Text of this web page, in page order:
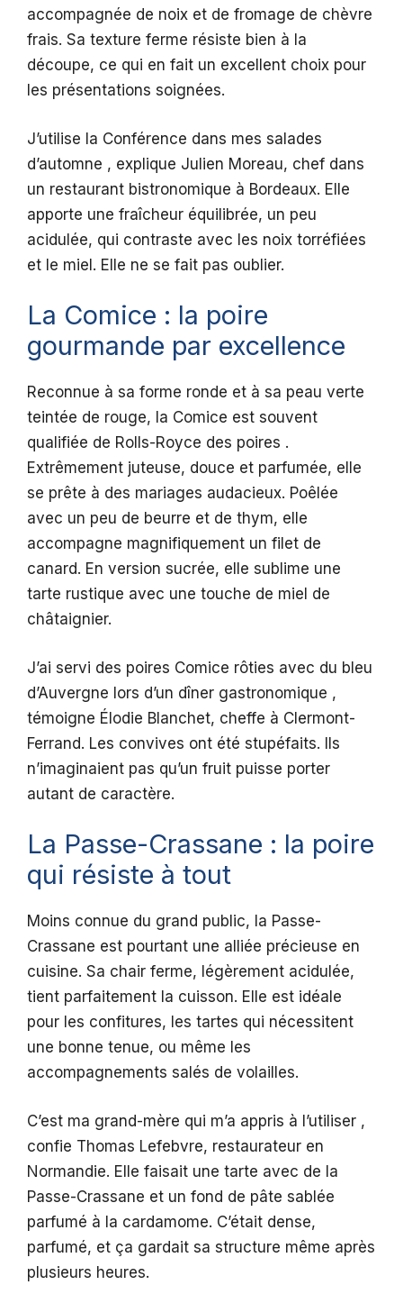
accompagnée de noix et de fromage de chèvre
frais. Sa texture ferme résiste bien à la
découpe, ce qui en fait un excellent choix pour
les présentations soignées.
J’utilise la Conférence dans mes salades
d’automne , explique Julien Moreau, chef dans
un restaurant bistronomique à Bordeaux. Elle
apporte une fraîcheur équilibrée, un peu
acidulée, qui contraste avec les noix torréfiées
et le miel. Elle ne se fait pas oublier.
La Comice : la poire
gourmande par excellence
Reconnue à sa forme ronde et à sa peau verte
teintée de rouge, la Comice est souvent
qualifiée de Rolls-Royce des poires .
Extrêmement juteuse, douce et parfumée, elle
se prête à des mariages audacieux. Poêlée
avec un peu de beurre et de thym, elle
accompagne magnifiquement un filet de
canard. En version sucrée, elle sublime une
tarte rustique avec une touche de miel de
châtaignier.
J’ai servi des poires Comice rôties avec du bleu
d’Auvergne lors d’un dîner gastronomique ,
témoigne Élodie Blanchet, cheffe à Clermont-
Ferrand. Les convives ont été stupéfaits. Ils
n’imaginaient pas qu’un fruit puisse porter
autant de caractère.
La Passe-Crassane : la poire
qui résiste à tout
Moins connue du grand public, la Passe-
Crassane est pourtant une alliée précieuse en
cuisine. Sa chair ferme, légèrement acidulée,
tient parfaitement la cuisson. Elle est idéale
pour les confitures, les tartes qui nécessitent
une bonne tenue, ou même les
accompagnements salés de volailles.
C’est ma grand-mère qui m’a appris à l’utiliser ,
confie Thomas Lefebvre, restaurateur en
Normandie. Elle faisait une tarte avec de la
Passe-Crassane et un fond de pâte sablée
parfumé à la cardamome. C’était dense,
parfumé, et ça gardait sa structure même après
plusieurs heures.